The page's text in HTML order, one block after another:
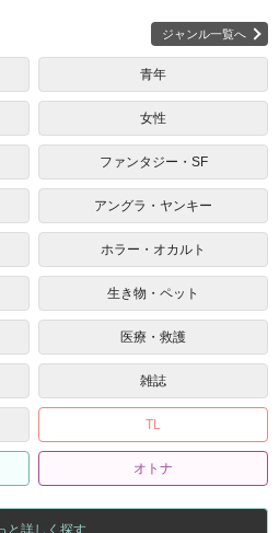
ジャンル一覧へ
青年
女性
ファンタジー・SF
アングラ・ヤンキー
ホラー・オカルト
生き物・ペット
医療・救護
雑誌
TL
オトナ